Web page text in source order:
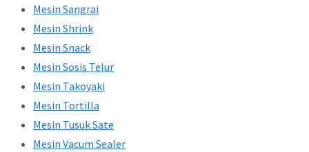
Mesin Sangrai
Mesin Shrink
Mesin Snack
Mesin Sosis Telur
Mesin Takoyaki
Mesin Tortilla
Mesin Tusuk Sate
Mesin Vacum Sealer